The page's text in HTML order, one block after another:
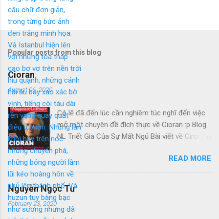
Popular posts from this blog
Cioran
August 06, 2020
Có lẽ đã đến lúc cần nghiêm túc nghĩ đến việc
mở một chuyên đề đích thực về Cioran :p Blog
NL Triết Gia Của Sự Mất Ngủ Bài viết về Ciroran
của Charles Simic thật tuyệt. Gấu cứ tính đi
hoài, mà cứ lu bu hoài. Mới lật ra đi 1 đường
loáng thoáng, vớ được câu này thật tuyệt: Con
người, bị đá văng ra khỏi Thiên Đàng, với 1 tí
tưởng tượng, đủ cho nó cảm thấy đời mình sao
rất đỗi bi thương! Ui chao, hồi còn trẻ, bị em bỏ,
READ MORE
Nguyễn Ngọc Tư
February 23, 2020